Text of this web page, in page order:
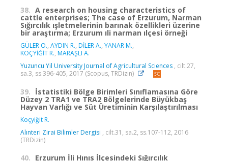
38. A research on housing characteristics of
cattle enterprises; The case of Erzurum, Narman
Sığırcılık ışletmelerinin barınak özellikleri üzerine
bir araştırma; Erzurum ıli narman ılçesi örneği
GÜLER O., AYDIN R., DİLER A., YANAR M.,
KOÇYİĞİT R., MARAŞLI A.
Yuzuncu Yil University Journal of Agricultural Sciences , cilt.27,
sa.3, ss.396-405, 2017 (Scopus, TRDizin)
39. İstatistiki Bölge Birimleri Sınıflamasına Göre
Düzey 2 TRA1 ve TRA2 Bölgelerinde Büyükbaş
Hayvan Varlığı ve Süt Üretiminin Karşılaştırılması
Koçyiğit R.
Alınteri Zirai Bilimler Dergisi , cilt.31, sa.2, ss.107-112, 2016
(TRDizin)
40. Erzurum İli Hınıs İlçesindeki Sığırcılık